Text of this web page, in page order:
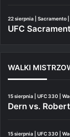
22 sierpnia | Sacramento
UFC
WALKI
15 sierpnia | UFC 330 |
Dern vs.
15 sierpnia | UFC 330 |